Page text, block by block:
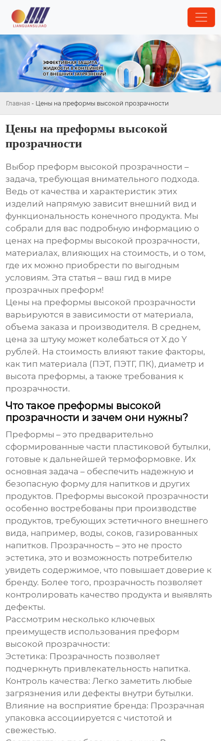
Главная - Цены на преформы высокой прозрачности
Цены на преформы высокой
прозрачности
Выбор преформ высокой прозрачности –
задача, требующая внимательного подхода.
Ведь от качества и характеристик этих
изделий напрямую зависит внешний вид и
функциональность конечного продукта. Мы
собрали для вас подробную информацию о
ценах на преформы высокой прозрачности,
материалах, влияющих на стоимость, и о том,
где их можно приобрести по выгодным
условиям. Эта статья – ваш гид в мире
прозрачных преформ!
Цены на преформы высокой прозрачности
варьируются в зависимости от материала,
объема заказа и производителя. В среднем,
цена за штуку может колебаться от X до Y
рублей. На стоимость влияют такие факторы,
как тип материала (ПЭТ, ПЭТГ, ПК), диаметр и
высота преформы, а также требования к
прозрачности.
Что такое преформы высокой
прозрачности и зачем они нужны?
Преформы – это предварительно
сформированные части пластиковой бутылки,
готовые к дальнейшей термоформовке. Их
основная задача – обеспечить надежную и
безопасную форму для напитков и других
продуктов. Преформы высокой прозрачности
особенно востребованы при производстве
продуктов, требующих эстетичного внешнего
вида, например, воды, соков, газированных
напитков. Прозрачность – это не просто
эстетика, это и возможность потребителю
увидеть содержимое, что повышает доверие к
бренду. Более того, прозрачность позволяет
контролировать качество продукта и выявлять
дефекты.
Рассмотрим несколько ключевых
преимуществ использования преформ
высокой прозрачности:
Эстетика: Прозрачность позволяет
подчеркнуть привлекательность напитка.
Контроль качества: Легко заметить любые
загрязнения или дефекты внутри бутылки.
Влияние на восприятие бренда: Прозрачная
упаковка ассоциируется с чистотой и
свежестью.